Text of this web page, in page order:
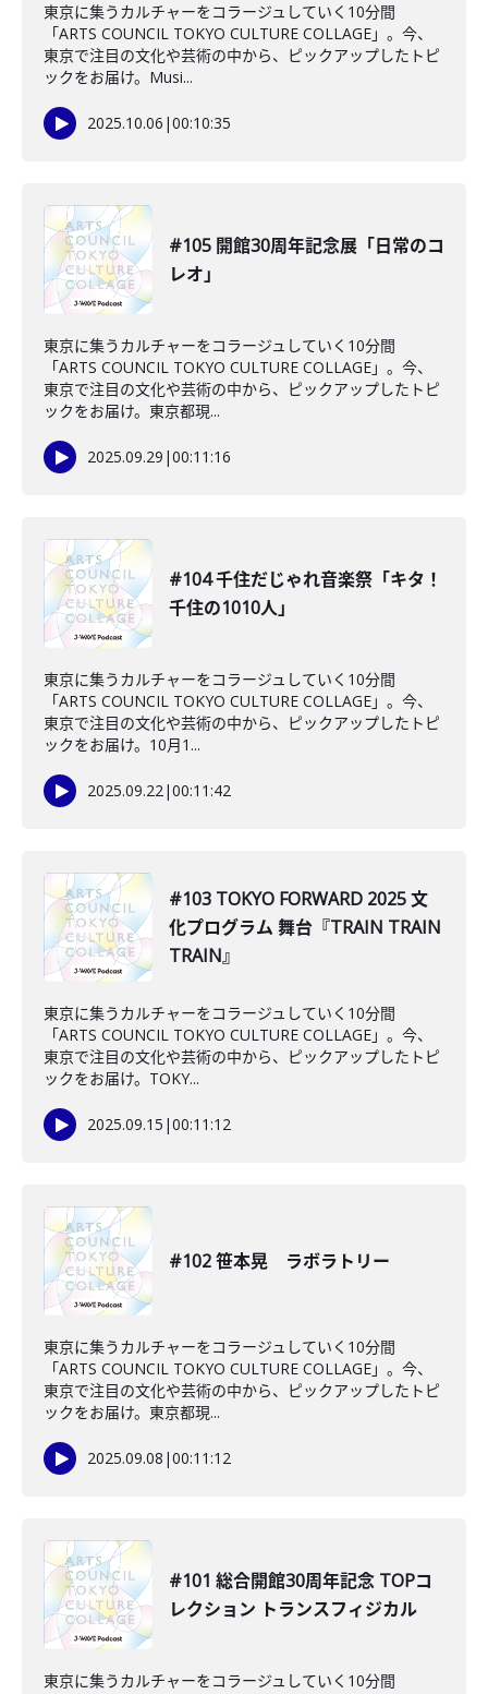
東京に集うカルチャーをコラージュしていく10分間
「ARTS COUNCIL TOKYO CULTURE COLLAGE」。今、
東京で注目の文化や芸術の中から、ピックアップしたトピ
ックをお届け。Musi...
2025.10.06 |00:10:35
#105 開館30周年記念展「日常のコ
レオ」
東京に集うカルチャーをコラージュしていく10分間
「ARTS COUNCIL TOKYO CULTURE COLLAGE」。今、
東京で注目の文化や芸術の中から、ピックアップしたトピ
ックをお届け。東京都現...
2025.09.29 |00:11:16
#104 千住だじゃれ音楽祭「キタ！
千住の1010人」
東京に集うカルチャーをコラージュしていく10分間
「ARTS COUNCIL TOKYO CULTURE COLLAGE」。今、
東京で注目の文化や芸術の中から、ピックアップしたトピ
ックをお届け。10月1...
2025.09.22|00:11:42
#103 TOKYO FORWARD 2025 文
化プログラム 舞台『TRAIN TRAIN
TRAIN』
東京に集うカルチャーをコラージュしていく10分間
「ARTS COUNCIL TOKYO CULTURE COLLAGE」。今、
東京で注目の文化や芸術の中から、ピックアップしたトピ
ックをお届け。TOKY...
2025.09.15 |00:11:12
#102 笹本晃 ラボラトリー
東京に集うカルチャーをコラージュしていく10分間
「ARTS COUNCIL TOKYO CULTURE COLLAGE」。今、
東京で注目の文化や芸術の中から、ピックアップしたトピ
ックをお届け。東京都現...
2025.09.08 |00:11:12
#101 総合開館30周年記念 TOPコ
レクション トランスフィジカル
東京に集うカルチャーをコラージュしていく10分間